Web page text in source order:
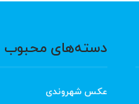
دسته‌های محبوب
عکس شهروندی